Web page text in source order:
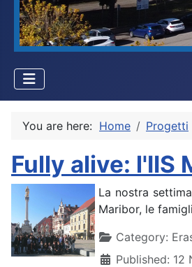
You are here: Home Progetti
Fully alive: l'IIS
La nostra
Maribor, le
DetailsCategory:
Published: 12